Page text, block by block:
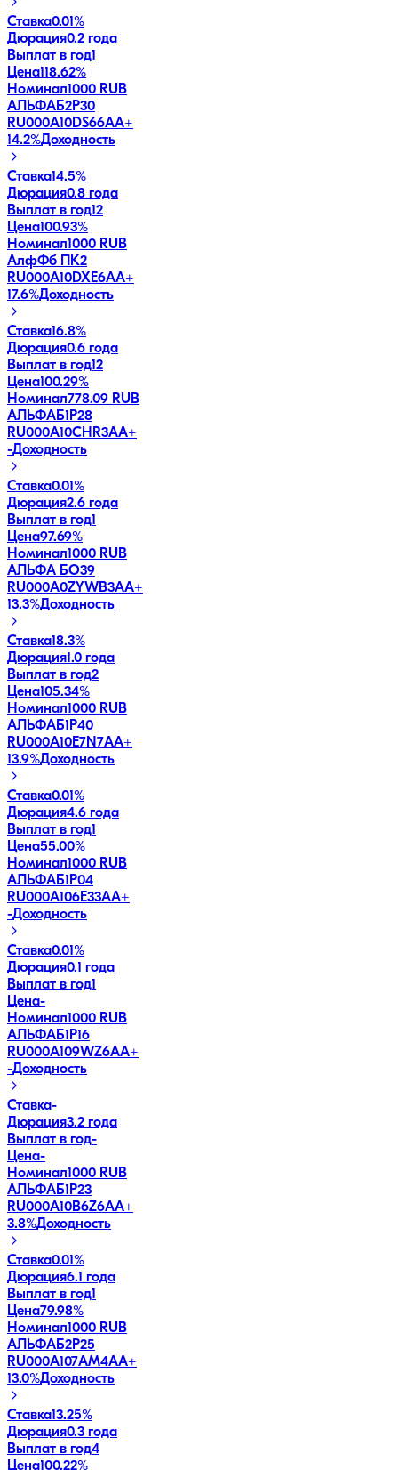
Ставка0.01%
Дюрация0.2 года
Выплат в год1
Цена118.62%
Номинал1000 RUB
АЛЬФАБ2Р30
RU000A10DS66AA+
14.2%Доходность
Ставка14.5%
Дюрация0.8 года
Выплат в год12
Цена100.93%
Номинал1000 RUB
АлфФб ПК2
RU000A10DXE6AA+
17.6%Доходность
Ставка16.8%
Дюрация0.6 года
Выплат в год12
Цена100.29%
Номинал778.09 RUB
АЛЬФАБ1Р28
RU000A10CHR3AA+
-Доходность
Ставка0.01%
Дюрация2.6 года
Выплат в год1
Цена97.69%
Номинал1000 RUB
АЛЬФА БО39
RU000A0ZYWB3AA+
13.3%Доходность
Ставка18.3%
Дюрация1.0 года
Выплат в год2
Цена105.34%
Номинал1000 RUB
АЛЬФАБ1Р40
RU000A10E7N7AA+
13.9%Доходность
Ставка0.01%
Дюрация4.6 года
Выплат в год1
Цена55.00%
Номинал1000 RUB
АЛЬФАБ1Р04
RU000A106E33AA+
-Доходность
Ставка0.01%
Дюрация0.1 года
Выплат в год1
Цена-
Номинал1000 RUB
АЛЬФАБ1Р16
RU000A109WZ6AA+
-Доходность
Ставка-
Дюрация3.2 года
Выплат в год-
Цена-
Номинал1000 RUB
АЛЬФАБ1Р23
RU000A10B6Z6AA+
3.8%Доходность
Ставка0.01%
Дюрация6.1 года
Выплат в год1
Цена79.98%
Номинал1000 RUB
АЛЬФАБ2Р25
RU000A107AM4AA+
13.0%Доходность
Ставка13.25%
Дюрация0.3 года
Выплат в год4
Цена100.22%